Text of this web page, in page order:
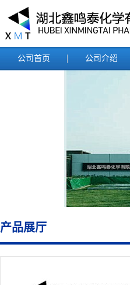
公司首页 公司介绍
产品展厅